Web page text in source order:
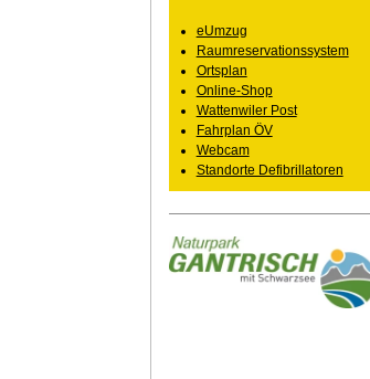
eUmzug
Raumreservationssystem
Ortsplan
Online-Shop
Wattenwiler Post
Fahrplan ÖV
Webcam
Standorte Defibrillatoren